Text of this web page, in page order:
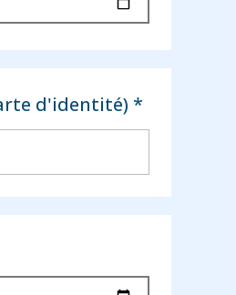
d'identité) *